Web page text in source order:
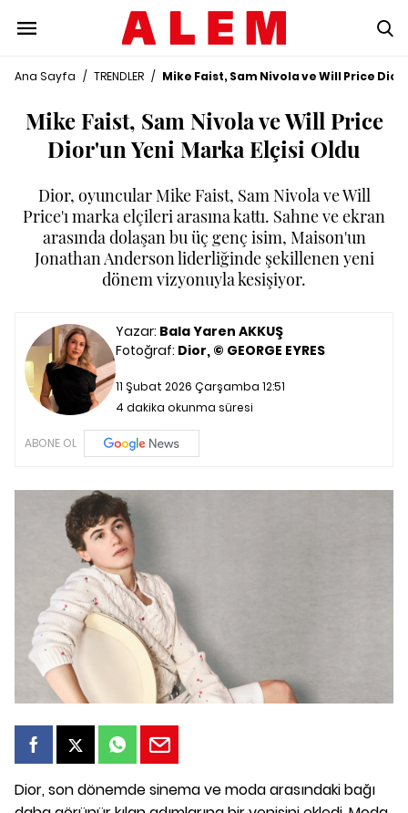
Ana Sayfa / TRENDLER / Mike Faist, Sam Nivola ve Will Price
Mike Faist, Sam Nivola ve Will Price
Dior'un Yeni Marka Elçisi Oldu
Dior, oyuncular Mike Faist, Sam Nivola ve Will
Price'ı marka elçileri arasına kattı. Sahne ve ekran
arasında dolaşan bu üç genç isim, Maison'un
Jonathan Anderson liderliğinde şekillenen yeni
dönem vizyonuyla kesişiyor.
Yazar: Bala Yaren AKKUŞ
Fotoğraf: Dior, © GEORGE EYRES
11 Şubat 2026 Çarşamba 12:51
4 dakika okunma süresi
ABONE OL
Dior, son dönemde sinema ve moda arasındaki bağı